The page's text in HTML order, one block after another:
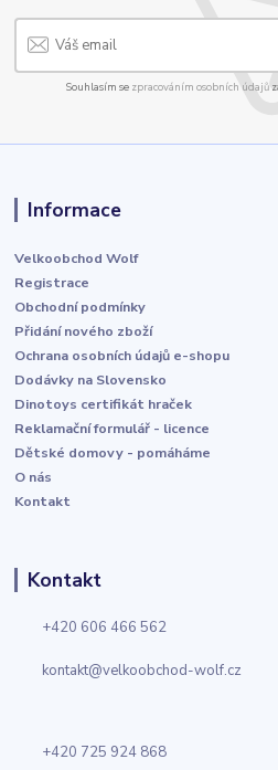
Souhlasím se zpracováním osobních údajů
Informace
Velkoobchod Wolf
Registrace
Obchodní podmínky
Přidání nového zboží
Ochrana osobních údajů e-shopu
Dodávky na Slovensko
Dinotoys certifikát hraček
Reklamační formulář - licence
Dětské domovy - pomáháme
O nás
Kontakt
Kontakt
+420 606 466 562
kontakt@velkoobchod-wolf.cz
+420 725 924 868